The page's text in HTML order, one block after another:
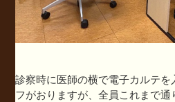
診察時に医師の横で電子カルテを
フがおりますが、全員これまで